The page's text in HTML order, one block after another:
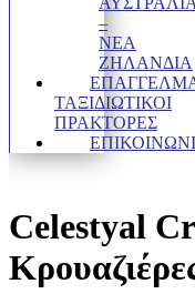
–
ΝΕΑ
ΖΗΛΑΝΔΙΑ
ΤΑΞΙΔΙΩΤΙΚΟΊ
ΠΡΆΚΤΟΡΕΣ
Celestyal